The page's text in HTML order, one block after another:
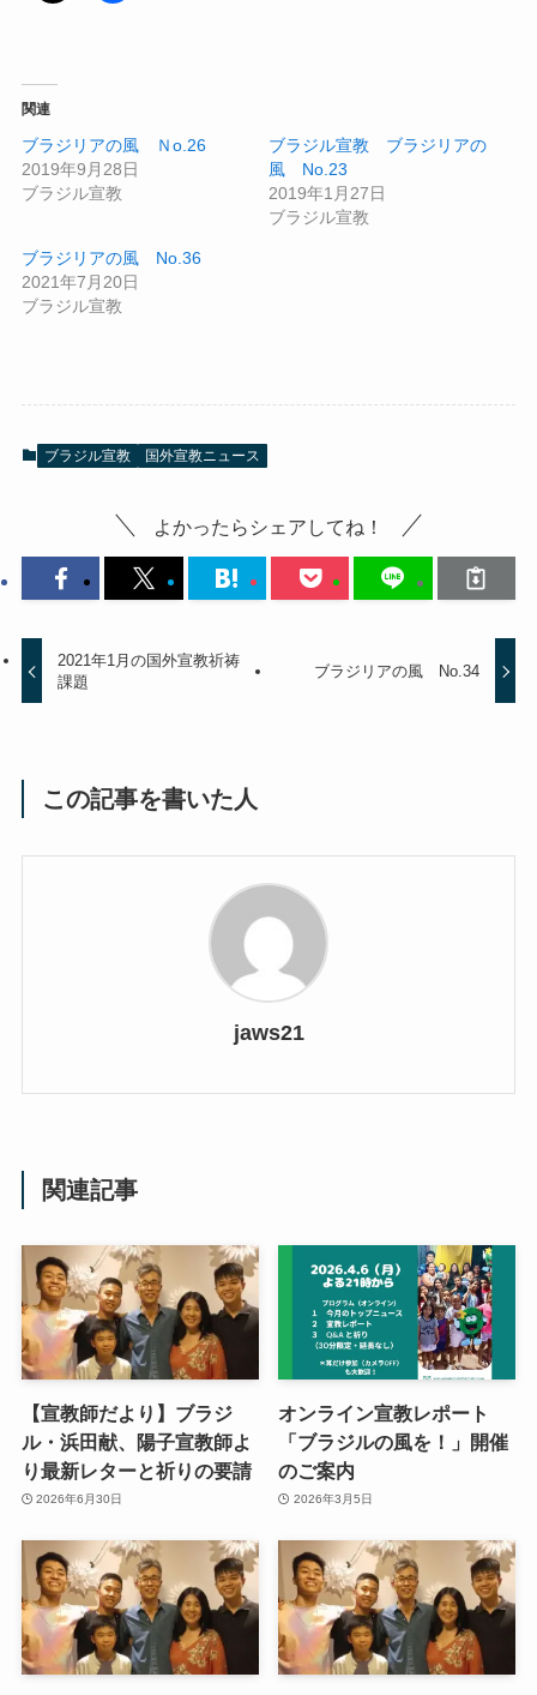
関連
ブラジリアの風 Ｎo.26
2019年9月28日
ブラジル宣教
ブラジル宣教 ブラジリアの
風 No.23
2019年1月27日
ブラジル宣教
ブラジリアの風 No.36
2021年7月20日
ブラジル宣教
ブラジル宣教 国外宣教ニュース
よかったらシェアしてね！
2021年1月の国外宣教祈祷
課題
ブラジリアの風 No.34
この記事を書いた人
jaws21
関連記事
【宣教師だより】ブラジ
ル・浜田献、陽子宣教師よ
り最新レターと祈りの要請
2026年6月30日
オンライン宣教レポート
「ブラジルの風を！」開催
のご案内
2026年3月5日